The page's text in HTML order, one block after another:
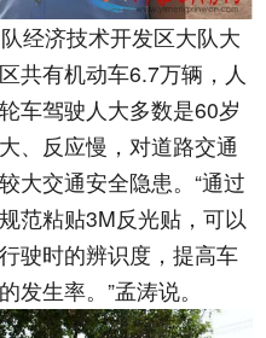
经济技术开发区大队大
共有机动车6.7万辆，人
车驾驶人大多数是60岁
、反应慢，对道路交通
大交通安全隐患。“通过
范粘贴3M反光贴，可以
驶时的辨识度，提高车
生率。”孟涛说。